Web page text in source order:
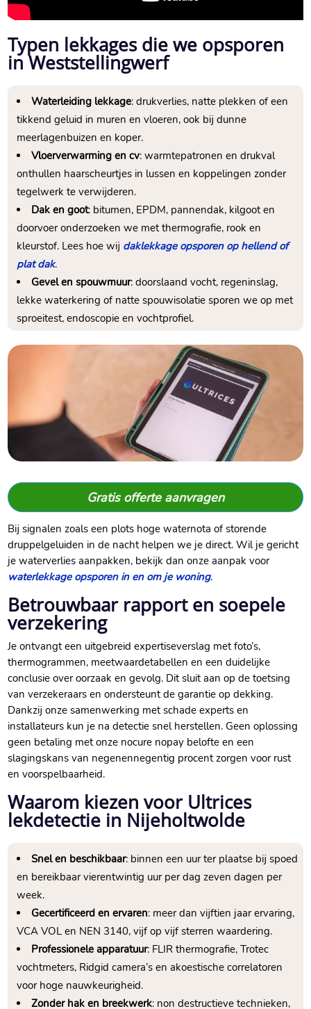
Typen lekkages die we opsporen
in Weststellingwerf
Waterleiding lekkage: drukverlies, natte plekken of een
tikkend geluid in muren en vloeren, ook bij dunne
meerlagenbuizen en koper.
Vloerverwarming en cv: warmtepatronen en drukval
onthullen haarscheurtjes in lussen en koppelingen zonder
tegelwerk te verwijderen.
Dak en goot: bitumen, EPDM, pannendak, kilgoot en
doorvoer onderzoeken we met thermografie, rook en
kleurstof. Lees hoe wij daklekkage opsporen op hellend of
plat dak.
Gevel en spouwmuur: doorslaand vocht, regeninslag,
lekke waterkering of natte spouwisolatie sporen we op met
sproeitest, endoscopie en vochtprofiel.
Gratis offerte aanvragen
Bij signalen zoals een plots hoge waternota of storende
druppelgeluiden in de nacht helpen we je direct. Wil je gericht
je waterverlies aanpakken, bekijk dan onze aanpak voor
waterlekkage opsporen in en om je woning.
Betrouwbaar rapport en soepele
verzekering
Je ontvangt een uitgebreid expertiseverslag met foto’s,
thermogrammen, meetwaardetabellen en een duidelijke
conclusie over oorzaak en gevolg. Dit sluit aan op de toetsing
van verzekeraars en ondersteunt de garantie op dekking.
Dankzij onze samenwerking met schade experts en
installateurs kun je na detectie snel herstellen. Geen oplossing
geen betaling met onze nocure nopay belofte en een
slagingskans van negenennegentig procent zorgen voor rust
en voorspelbaarheid.
Waarom kiezen voor Ultrices
lekdetectie in Nijeholtwolde
Snel en beschikbaar: binnen een uur ter plaatse bij spoed
en bereikbaar vierentwintig uur per dag zeven dagen per
week.
Gecertificeerd en ervaren: meer dan vijftien jaar ervaring,
VCA VOL en NEN 3140, vijf op vijf sterren waardering.
Professionele apparatuur: FLIR thermografie, Trotec
vochtmeters, Ridgid camera’s en akoestische correlatoren
voor hoge nauwkeurigheid.
Zonder hak en breekwerk: non destructieve technieken,